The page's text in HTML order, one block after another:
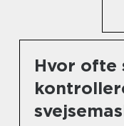
Hvor ofte